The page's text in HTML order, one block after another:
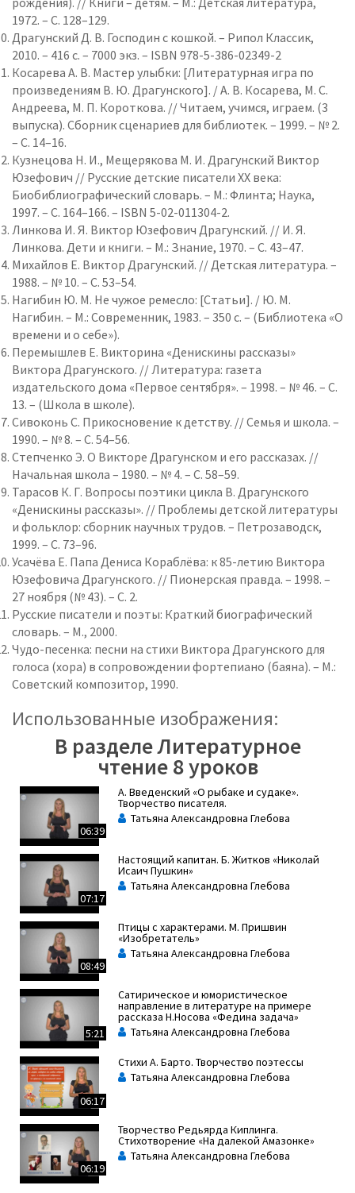
1972. – С. 128–129.
Драгунский Д. В. Господин с кошкой. – Рипол Классик,
2010. – 416 с. – 7000 экз. – ISBN 978-5-386-02349-2
Косарева А. В. Мастер улыбки: [Литературная игра по
произведениям В. Ю. Драгунского]. / А. В. Косарева, М. С.
Андреева, М. П. Короткова. // Читаем, учимся, играем. (3
выпуска). Сборник сценариев для библиотек. – 1999. – № 2.
– С. 14–16.
Кузнецова Н. И., Мещерякова М. И. Драгунский Виктор
Юзефович // Русские детские писатели ХХ века:
Биобиблиографический словарь. – М.: Флинта; Наука,
1997. – С. 164–166. – ISBN 5-02-011304-2.
Линкова И. Я. Виктор Юзефович Драгунский. // И. Я.
Линкова. Дети и книги. – М.: Знание, 1970. – С. 43–47.
Михайлов Е. Виктор Драгунский. // Детская литература. –
1988. – № 10. – С. 53–54.
Нагибин Ю. М. Не чужое ремесло: [Статьи]. / Ю. М.
Нагибин. – М.: Современник, 1983. – 350 c. – (Библиотека «О
времени и о себе»).
Перемышлев Е. Викторина «Денискины рассказы»
Виктора Драгунского. // Литература: газета
издательского дома «Первое сентября». – 1998. – № 46. – С.
13. – (Школа в школе).
Сивоконь С. Прикосновение к детству. // Семья и школа. –
1990. – № 8. – С. 54–56.
Степченко Э. О Викторе Драгунском и его рассказах. //
Начальная школа – 1980. – № 4. – С. 58–59.
Тарасов К. Г. Вопросы поэтики цикла В. Драгунского
«Денискины рассказы». // Проблемы детской литературы
и фольклор: сборник научных трудов. – Петрозаводск,
1999. – С. 73–96.
Усачёва Е. Папа Дениса Кораблёва: к 85-летию Виктора
Юзефовича Драгунского. // Пионерская правда. – 1998. –
27 ноября (№ 43). – С. 2.
Русские писатели и поэты: Краткий биографический
словарь. – М., 2000.
Чудо-песенка: песни на стихи Виктора Драгунского для
голоса (хора) в сопровождении фортепиано (баяна). – М.:
Советский композитор, 1990.
Использованные изображения:
В разделе Литературное
чтение 8 уроков
06:39
А. Введенский «О рыбаке и судаке».
Творчество писателя.
Татьяна Александровна Глебова
07:17
Настоящий капитан. Б. Житков «Николай
Исаич Пушкин»
Татьяна Александровна Глебова
08:49
Птицы с характерами. М. Пришвин
«Изобретатель»
Татьяна Александровна Глебова
5:21
Сатирическое и юмористическое
направление в литературе на примере
рассказа Н.Носова «Федина задача»
Татьяна Александровна Глебова
06:17
Стихи А. Барто. Творчество поэтессы
Татьяна Александровна Глебова
06:19
Творчество Редьярда Киплинга.
Стихотворение «На далекой Амазонке»
Татьяна Александровна Глебова